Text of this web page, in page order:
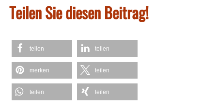
Teilen Sie diesen Beitrag!
teilen teilen
merken teilen
teilen teilen